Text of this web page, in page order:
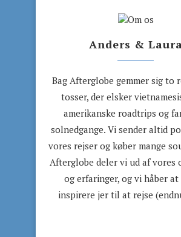
Anders & Laura
Bag Afterglobe gemmer sig to
tosser, der elsker
amerikanske roadtrips og
solnedgange. Vi sender altid
vores rejser og køber mange
Afterglobe deler vi ud af vores
og erfaringer, og vi håber
inspirere jer til at rejse